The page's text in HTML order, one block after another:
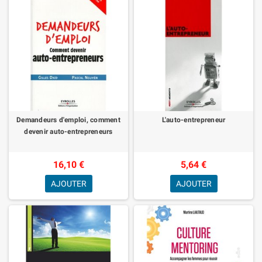
Demandeurs d'emploi, comment
devenir auto-entrepreneurs
16,10 €
AJOUTER
L'auto-entrepreneur
5,64 €
AJOUTER